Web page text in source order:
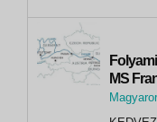
május
MS